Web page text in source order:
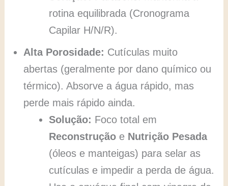
rotina equilibrada (Cronograma
Capilar H/N/R).
Alta Porosidade: Cutículas muito
abertas (geralmente por dano químico ou
térmico). Absorve a água rápido, mas
perde mais rápido ainda.
Solução: Foco total em
Reconstrução e Nutrição Pesada
(óleos e manteigas) para selar as
cutículas e impedir a perda de água.